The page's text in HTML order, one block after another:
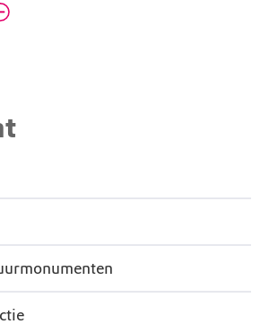
06.17 - 21.14
06.18 - 21.12